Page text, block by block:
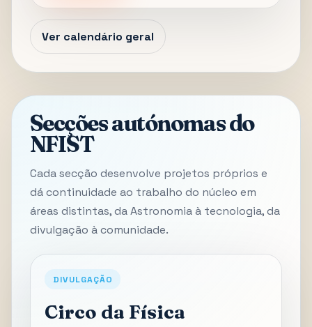
Ver calendário geral
Secções autónomas do
NFIST
Cada secção desenvolve projetos próprios e
dá continuidade ao trabalho do núcleo em
áreas distintas, da Astronomia à tecnologia, da
divulgação à comunidade.
DIVULGAÇÃO
Circo da Física